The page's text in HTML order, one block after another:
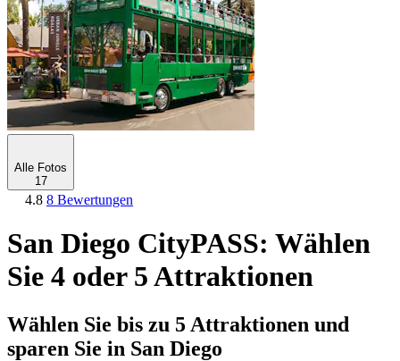
Alle Fotos
17
4.8 8 Bewertungen
San Diego CityPASS: Wählen
Sie 4 oder 5 Attraktionen
Wählen Sie bis zu 5 Attraktionen und
sparen Sie in San Diego